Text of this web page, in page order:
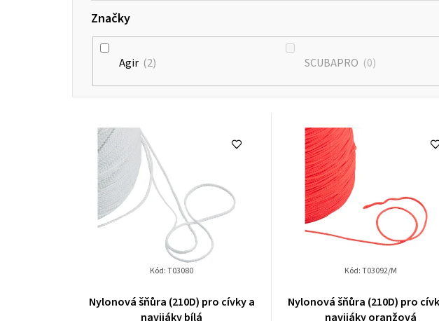
Značky
Agir 2 SCUBAPRO 0
Nylonová šňůra (210D) pro cívky a
navijáky bílá
Kód:T03080
Nylonová šňůra (210D) pro
navijáky oranžová
Kód:T03092/M